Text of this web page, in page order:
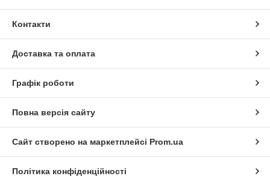
Контакти
Доставка та оплата
Графік роботи
Повна версія сайту
Сайт створено на маркетплейсі Prom.ua
Політика конфіденційності